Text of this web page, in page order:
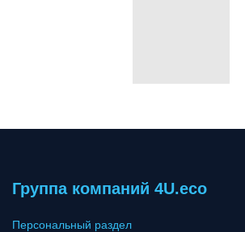
Группа компаний 4U.eco
Персональный раздел